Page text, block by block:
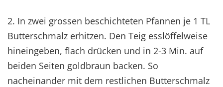
2. In zwei grossen beschichteten Pfannen je 1 TL
Butterschmalz erhitzen. Den Teig esslöffelweise
hineingeben, flach drücken und in 2-3 Min. auf
beiden Seiten goldbraun backen. So
nacheinander mit dem restlichen Butterschmalz